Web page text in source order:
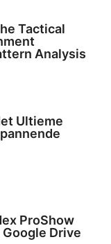
Tactical
Analysis
Ultieme
ProShow
Drive